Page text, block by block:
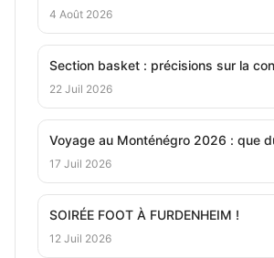
4 Août 2026
Section basket : précisions sur la
22 Juil 2026
Voyage au Monténégro 2026 : que
17 Juil 2026
SOIRÉE FOOT À FURDENHEIM !
12 Juil 2026